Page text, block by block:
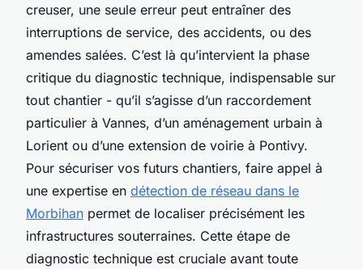
creuser, une seule erreur peut entraîner des
interruptions de service, des accidents, ou des
amendes salées. C’est là qu’intervient la phase
critique du diagnostic technique, indispensable sur
tout chantier - qu’il s’agisse d’un raccordement
particulier à Vannes, d’un aménagement urbain à
Lorient ou d’une extension de voirie à Pontivy.
Pour sécuriser vos futurs chantiers, faire appel à
une expertise en détection de réseau dans le
Morbihan permet de localiser précisément les
infrastructures souterraines. Cette étape de
diagnostic technique est cruciale avant toute